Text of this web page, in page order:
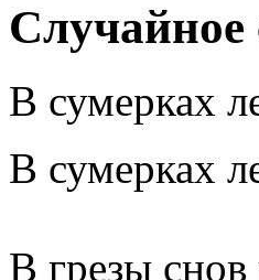
Случайное
В сумерках
В сумерках
В грезы